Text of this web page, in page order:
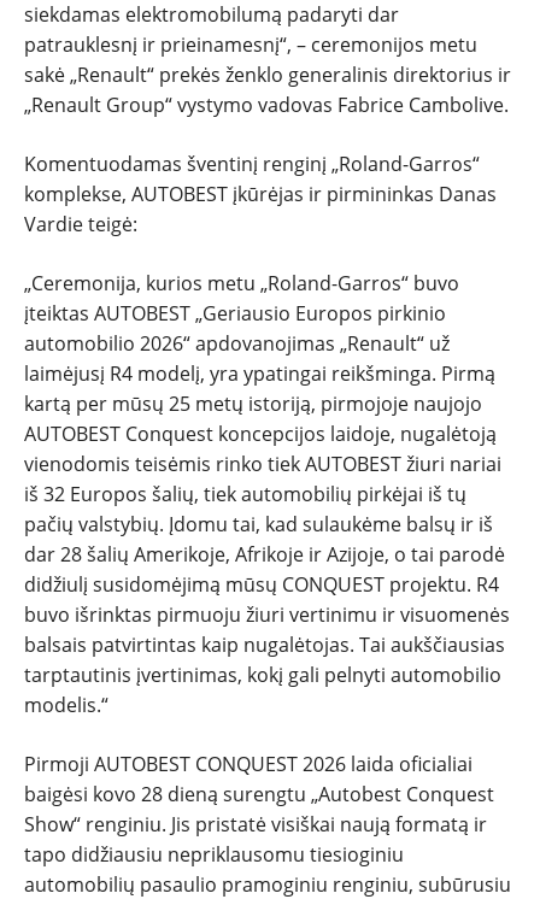
siekdamas elektromobilumą padaryti dar
patrauklesnį ir prieinamesnį“, – ceremonijos metu
sakė „Renault“ prekės ženklo generalinis direktorius ir
„Renault Group“ vystymo vadovas Fabrice Cambolive.
Komentuodamas šventinį renginį „Roland-Garros“
komplekse, AUTOBEST įkūrėjas ir pirmininkas Danas
Vardie teigė:
„Ceremonija, kurios metu „Roland-Garros“ buvo
įteiktas AUTOBEST „Geriausio Europos pirkinio
automobilio 2026“ apdovanojimas „Renault“ už
laimėjusį R4 modelį, yra ypatingai reikšminga. Pirmą
kartą per mūsų 25 metų istoriją, pirmojoje naujojo
AUTOBEST Conquest koncepcijos laidoje, nugalėtoją
vienodomis teisėmis rinko tiek AUTOBEST žiuri nariai
iš 32 Europos šalių, tiek automobilių pirkėjai iš tų
pačių valstybių. Įdomu tai, kad sulaukėme balsų ir iš
dar 28 šalių Amerikoje, Afrikoje ir Azijoje, o tai parodė
didžiulį susidomėjimą mūsų CONQUEST projektu. R4
buvo išrinktas pirmuoju žiuri vertinimu ir visuomenės
balsais patvirtintas kaip nugalėtojas. Tai aukščiausias
tarptautinis įvertinimas, kokį gali pelnyti automobilio
modelis.“
Pirmoji AUTOBEST CONQUEST 2026 laida oficialiai
baigėsi kovo 28 dieną surengtu „Autobest Conquest
Show“ renginiu. Jis pristatė visiškai naują formatą ir
tapo didžiausiu nepriklausomu tiesioginiu
automobilių pasaulio pramoginiu renginiu, subūrusiu